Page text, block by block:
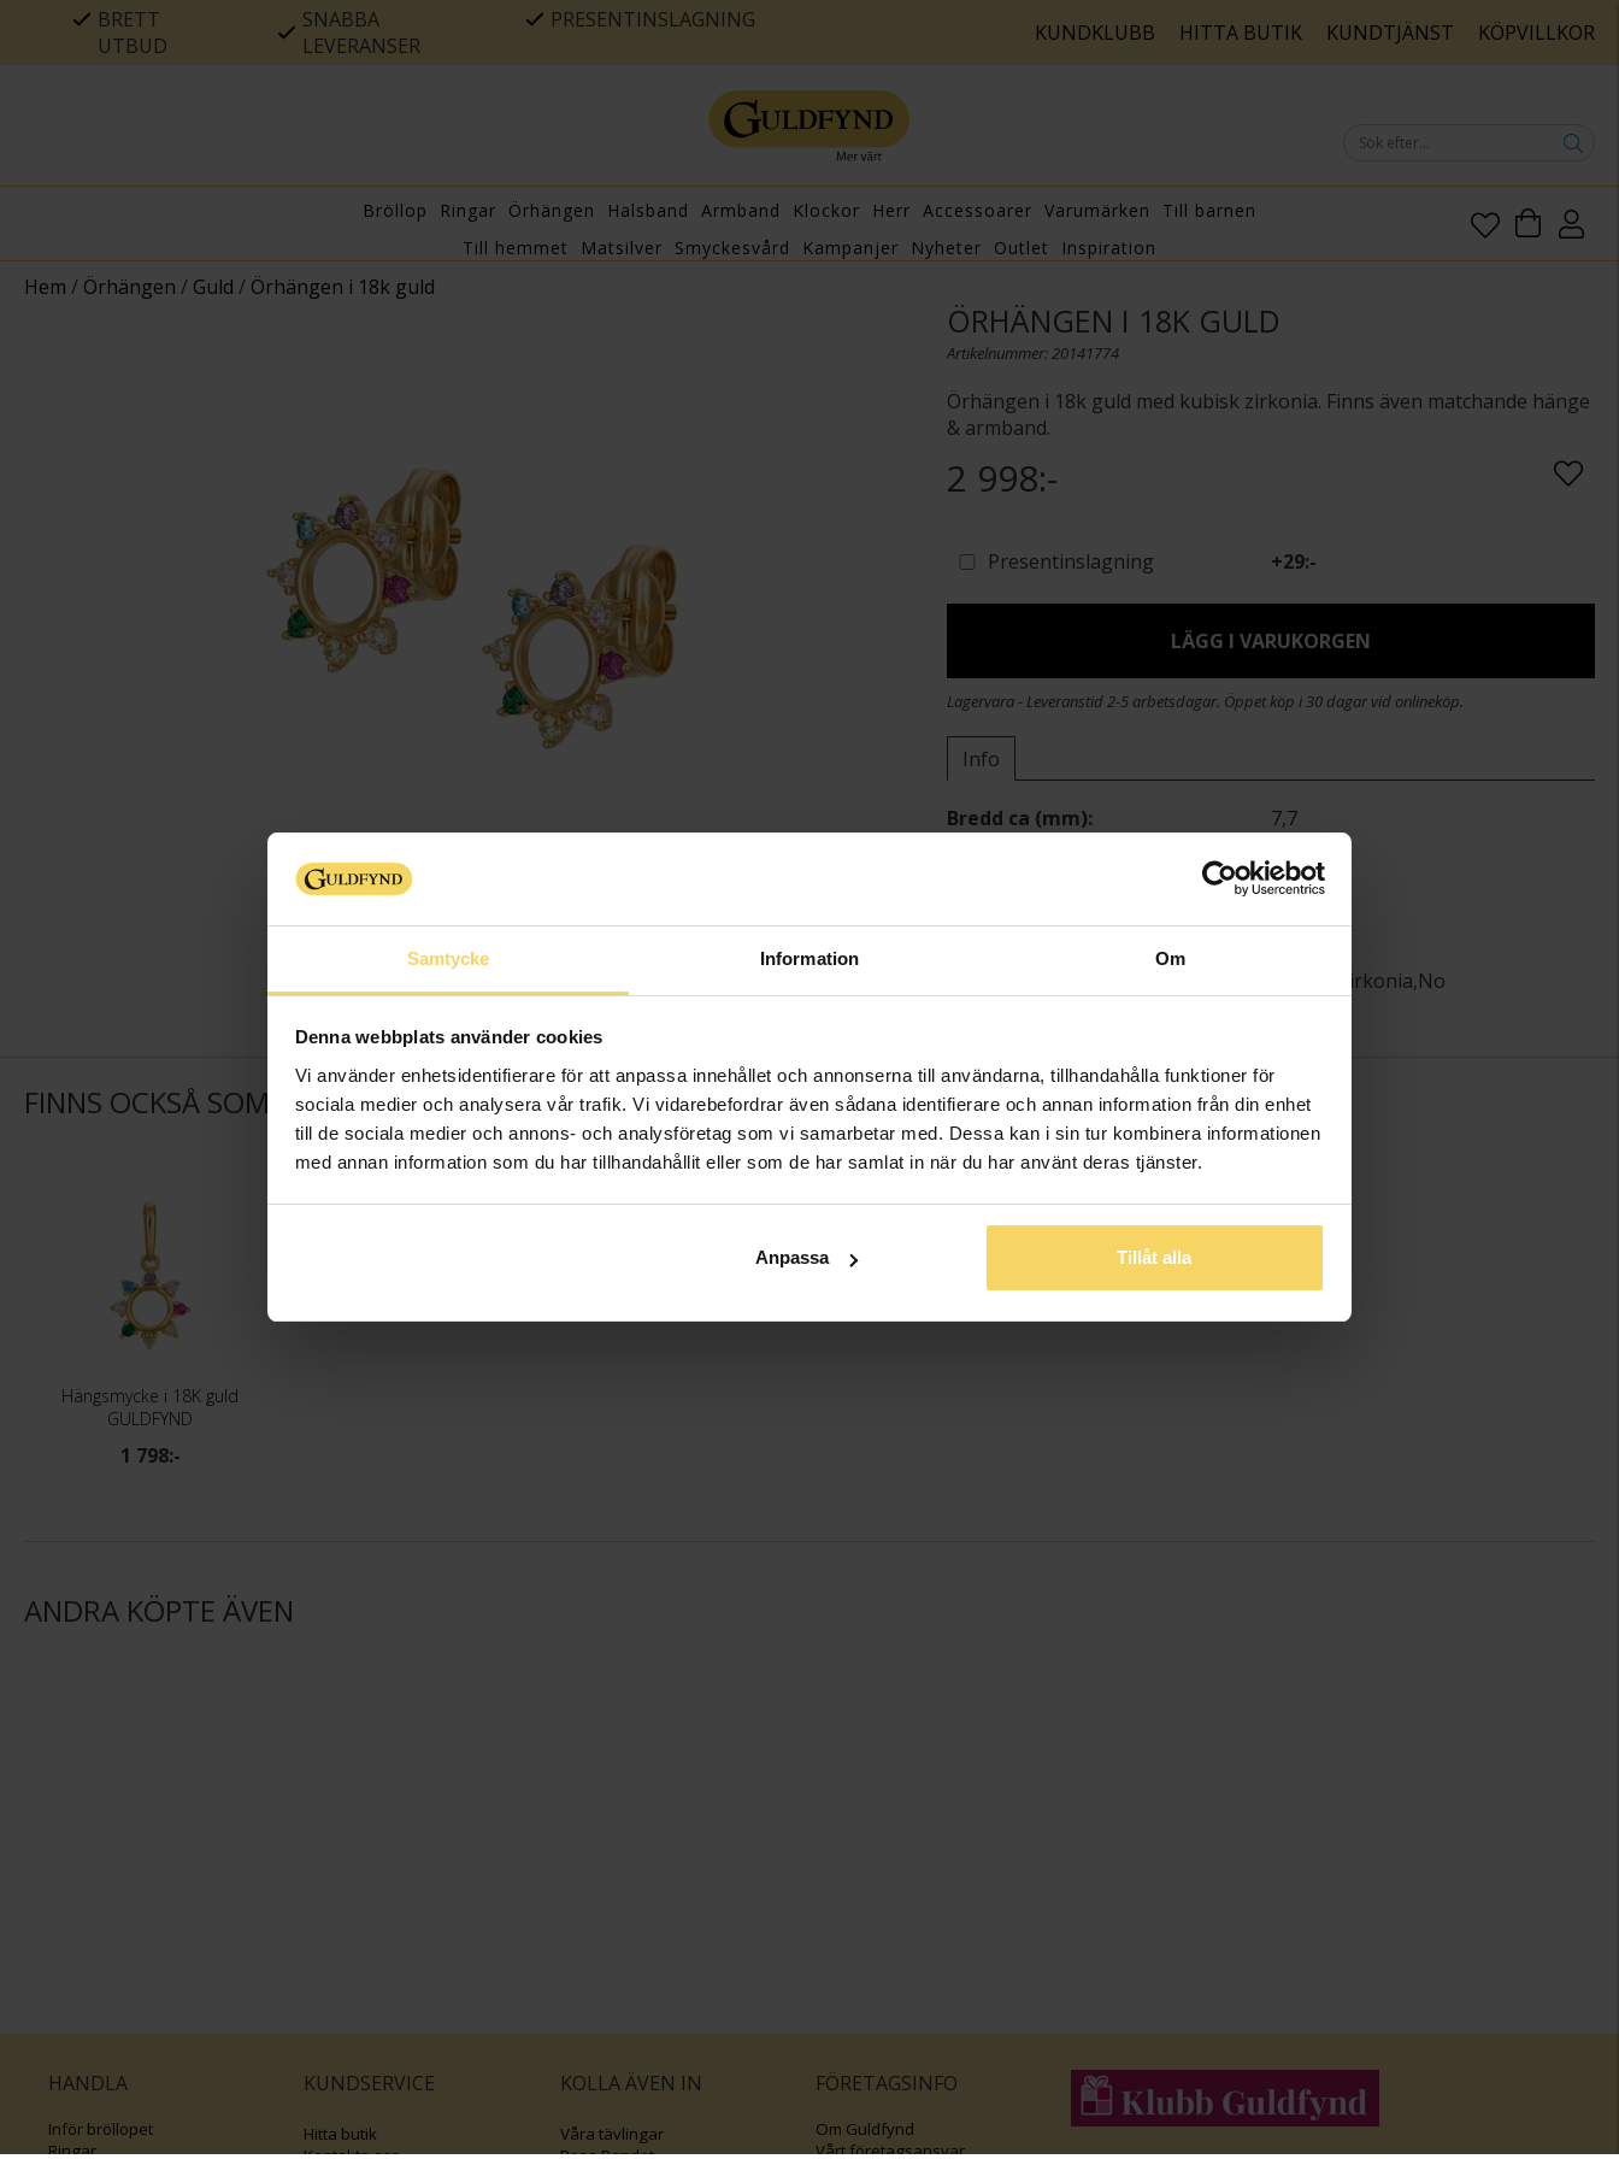
Samtycke Information Om
Denna webbplats använder cookies
Vi använder enhetsidentifierare för att anpassa innehållet och annonserna till användarna, tillhandahålla funktioner för
sociala medier och analysera vår trafik. Vi vidarebefordrar även sådana identifierare och annan information från din enhet
till de sociala medier och annons- och analysföretag som vi samarbetar med. Dessa kan i sin tur kombinera informationen
med annan information som du har tillhandahållit eller som de har samlat in när du har använt deras tjänster.
Anpassa Tillåt alla
BRETT
UTBUD
SNABBA
LEVERANSER
PRESENTINSLAGNING KUNDKLUBB HITTA BUTIK KUNDTJÄNST KÖPVILLKOR
Bröllop Ringar Örhängen Halsband Armband Klockor Herr Accessoarer Varumärken
Till barnen
Till hemmet
Matsilver Smyckesvård Kampanjer Nyheter Outlet Inspiration
Hem / Örhängen / Guld / Örhängen i 18k guld
ÖRHÄNGEN I 18K GULD
Artikelnummer: 20141774
Örhängen i 18k guld med kubisk zirkonia. Finns även matchande hänge
& armband.
2 998:-
Presentinslagning +29:-
LÄGG I VARUKORGEN
Lagervara - Leveranstid 2-5 arbetsdagar. Öppet köp i 30 dagar vid onlineköp.
Info
Bredd ca (mm)
7,7
Guldfynd
Kubisk Zirkonia,No
FINNS OCKSÅ SOM
Hängsmycke i 18K guld
GULDFYND
1 798:-
ANDRA KÖPTE ÄVEN
HANDLA
Inför bröllopet
Ringar
KUNDSERVICE
Hitta butik
KOLLA ÄVEN IN
Våra tävlingar
FÖRETAGSINFO
Om Guldfynd
Vårt företagsansvar